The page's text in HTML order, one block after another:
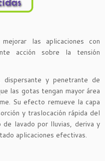
las aplicaciones con
acción sobre la tensión
dispersante y penetrante de
las gotas tengan mayor área
Su efecto remueve la capa
y traslocación rápida del
de lavado por lluvias, deriva y
aplicaciones efectivas.